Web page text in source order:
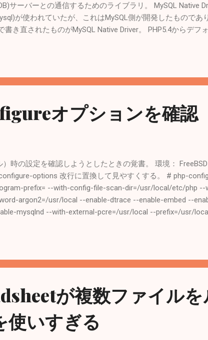
サーバーとの通信するためのライブラリ。 MySQL Native
が使われていたが、これはMySQL側が開発したもので
書き直されたものがMySQL Native Driver。 PHP5.4からデフ
との違い。 mysqlndはPHPのソースコードに組み込まれ
と MySQL Client Library(libmysql)の どちらのライブラリ
PHPのビルドオプションを表示する。 見やすいように改行
... --enable-mysqlnd ... mysqliが読み込まれているか確認。
オプションを確認
時の設定を確認しようとしたときの覚書。 環境： FreeBSD
options 改行に置換して見やすくする。 # php-
prefix= --with-config-file-scan-dir=/usr/local/etc/php --
argon2=/usr/local --enable-dtrace --enable-embed --
mysqlnd --with-external-pcre=/usr/local --prefix=/usr/
O2 -pipe -fstack-protector-strong -isystem /usr/
が複数ファイルを
使いすぎる